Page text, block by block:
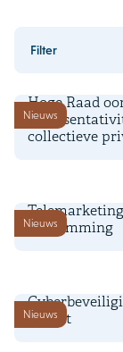
Filter
Nieuws
Hoge Raad
collectieve
Nieuws
toestemming
Nieuws
kracht